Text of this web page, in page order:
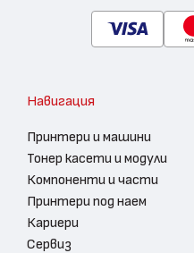
Навигация
Принтери и машини
Тонер касети и модули
Компоненти и части
Принтери под наем
Кариери
Сервиз